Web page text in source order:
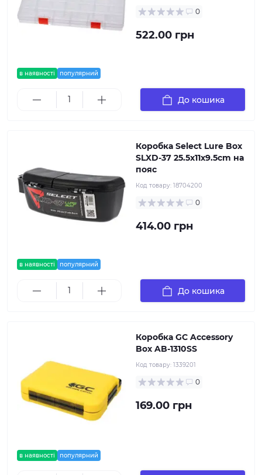
в наявності популярний
0
522.00 грн
До кошика
в наявності популярний
Коробка Select Lure Box
SLXD-37 25.5x11x9.5cm на
пояс
Код товару: 18704200
0
414.00 грн
До кошика
в наявності популярний
Коробка GC Accessory
Box AB-1310SS
Код товару: 1339201
0
169.00 грн